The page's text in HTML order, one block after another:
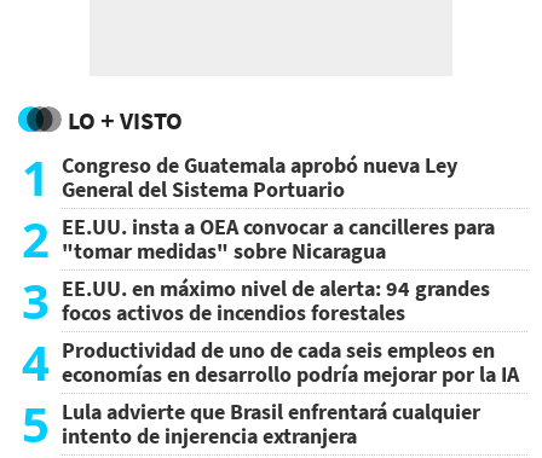
LO + VISTO
1
Congreso de Guatemala aprobó nueva Ley
General del Sistema Portuario
2 EE.UU. insta a OEA convocar a cancilleres para
"tomar medidas" sobre Nicaragua
3 EE.UU. en máximo nivel de alerta: 94 grandes
focos activos de incendios forestales
4 Productividad de uno de cada seis empleos en
economías en desarrollo podría mejorar por la IA
5 Lula advierte que Brasil enfrentará cualquier
intento de injerencia extranjera